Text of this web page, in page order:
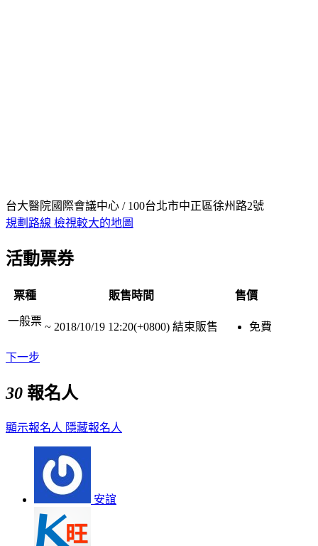
台大醫院國際會議中心 / 100台北市中正區徐州路2號
規劃路線 檢視較大的地圖
活動票券
票種 販售時間 售價
一般票 ~ 2018/10/19 12:20(+0800) 結束販售 免費
下一步
30 報名人
顯示報名人 隱藏報名人
安誼